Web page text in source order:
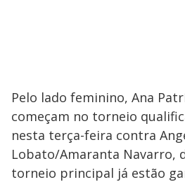
Pelo lado feminino, Ana
começam no torneio
nesta terça-feira contra
Lobato/Amaranta Navarro,
torneio principal já estão